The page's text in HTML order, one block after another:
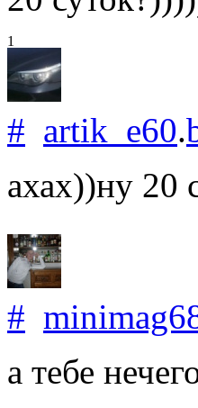
1
# artik_e60.
ахах))ну 20
#
а тебе